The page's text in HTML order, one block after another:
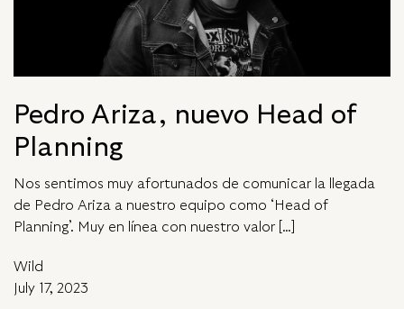
Pedro Ariza, nuevo Head of
Planning
Nos sentimos muy afortunados de comunicar la llegada
de Pedro Ariza a nuestro equipo como ‘Head of
Planning’. Muy en línea con nuestro valor […]
Wild
July 17, 2023